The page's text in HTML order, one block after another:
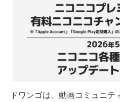
ドワンゴは、動画コミュニテ